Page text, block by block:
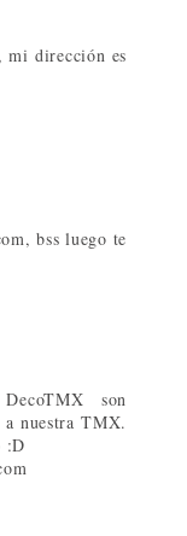
mi dirección es
bss luego te
son
nuestra TMX.
:D